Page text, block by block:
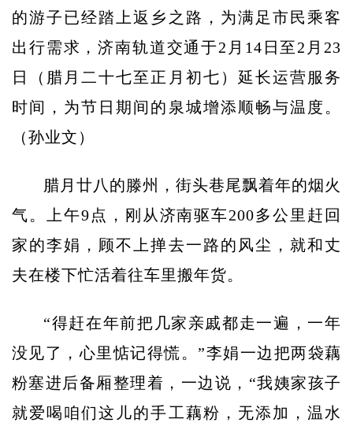
的游子已经踏上返乡之路，为满足市民乘客
出行需求，济南轨道交通于2月14日至2月23
日（腊月二十七至正月初七）延长运营服务
时间，为节日期间的泉城增添顺畅与温度。
（孙业文）
腊月廿八的滕州，街头巷尾飘着年的烟火
气。上午9点，刚从济南驱车200多公里赶回
家的李娟，顾不上掸去一路的风尘，就和丈
夫在楼下忙活着往车里搬年货。
“得赶在年前把几家亲戚都走一遍，一年
没见了，心里惦记得慌。”李娟一边把两袋藕
粉塞进后备厢整理着，一边说，“我姨家孩子
就爱喝咱们这儿的手工藕粉，无添加，温水